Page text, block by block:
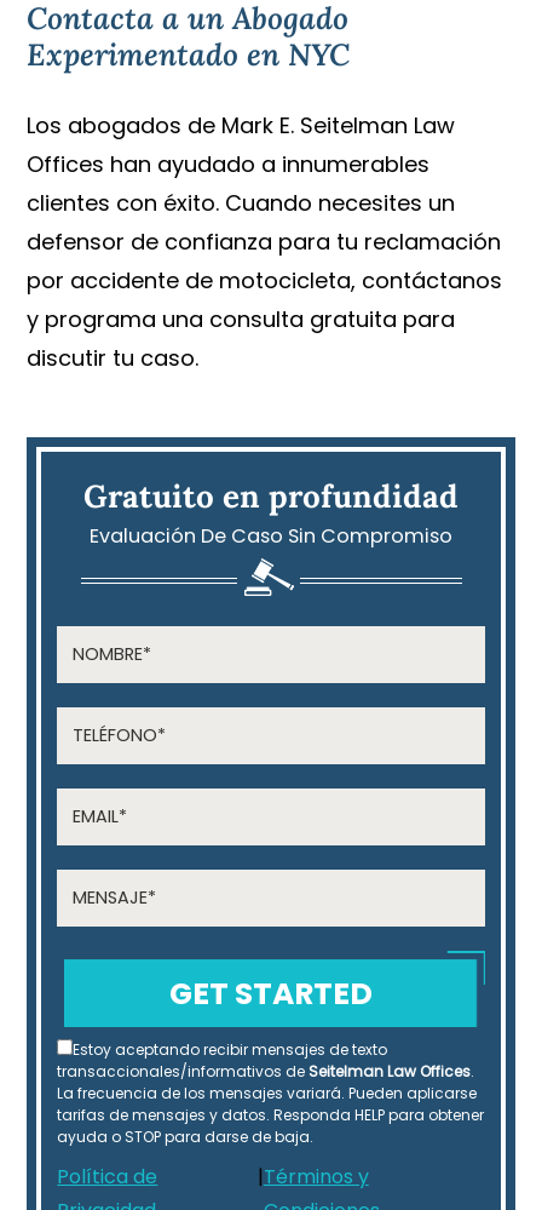
Contacta a un Abogado
Experimentado en NYC
Los abogados de Mark E. Seitelman Law
Offices han ayudado a innumerables
clientes con éxito. Cuando necesites un
defensor de confianza para tu reclamación
por accidente de motocicleta, contáctanos
y programa una consulta gratuita para
discutir tu caso.
Gratuito en profundidad
Evaluación De Caso Sin Compromiso
Estoy aceptando recibir mensajes de texto
transaccionales/informativos deSeitelman Law Offices.
La frecuencia de los mensajes variará. Pueden aplicarse
tarifas de mensajes y datos. Responda HELP para obtener
ayuda o STOP para darse de baja.
Política de
|Términos y